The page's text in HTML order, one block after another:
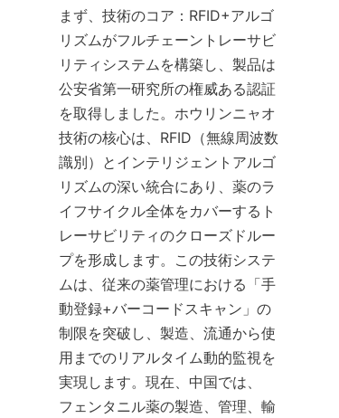
まず、技術のコア：RFID+アルゴ
リズムがフルチェーントレーサビ
リティシステムを構築し、製品は
公安省第一研究所の権威ある認証
を取得しました。ホウリンニャオ
技術の核心は、RFID（無線周波数
識別）とインテリジェントアルゴ
リズムの深い統合にあり、薬のラ
イフサイクル全体をカバーするト
レーサビリティのクローズドルー
プを形成します。この技術システ
ムは、従来の薬管理における「手
動登録+バーコードスキャン」の
制限を突破し、製造、流通から使
用までのリアルタイム動的監視を
実現します。現在、中国では、
フェンタニル薬の製造、管理、輸